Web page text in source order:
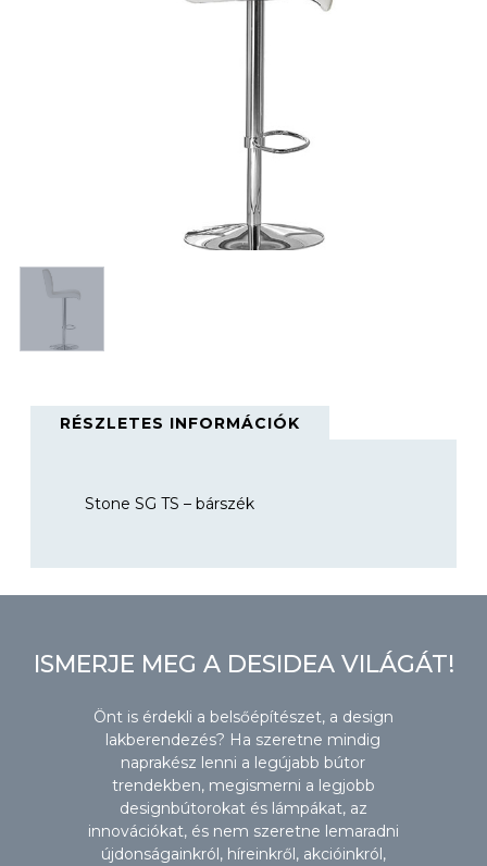
RÉSZLETES INFORMÁCIÓK
Stone SG TS – bárszék
ISMERJE MEG A DESIDEA VILÁGÁT!
Önt is érdekli a belsőépítészet, a design
lakberendezés? Ha szeretne mindig
naprakész lenni a legújabb bútor
trendekben, megismerni a legjobb
designbútorokat és lámpákat, az
innovációkat, és nem szeretne lemaradni
újdonságainkról, híreinkről, akcióinkról,